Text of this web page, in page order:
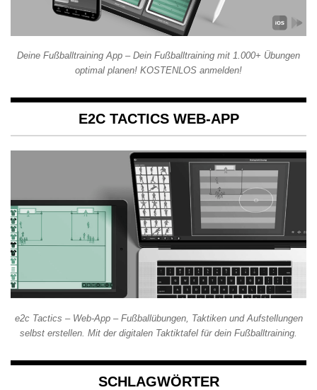
Deine Fußballtraining App – Dein Fußballtraining mit 1.000+ Übungen
optimal planen! KOSTENLOS anmelden!
E2C TACTICS WEB-APP
e2c Tactics – Web-App – Fußballübungen, Taktiken und Aufstellungen
selbst erstellen. Mit der digitalen Taktiktafel für dein Fußballtraining.
SCHLAGWÖRTER